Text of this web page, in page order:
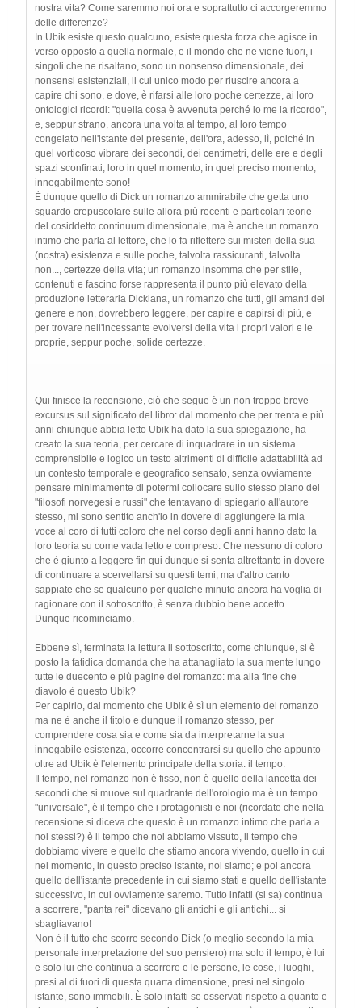
nostra vita? Come saremmo noi ora e soprattutto ci accorgeremmo
delle differenze?
In Ubik esiste questo qualcuno, esiste questa forza che agisce in
verso opposto a quella normale, e il mondo che ne viene fuori, i
singoli che ne risaltano, sono un nonsenso dimensionale, dei
nonsensi esistenziali, il cui unico modo per riuscire ancora a
capire chi sono, e dove, è rifarsi alle loro poche certezze, ai loro
ontologici ricordi: "quella cosa è avvenuta perché io me la ricordo",
e, seppur strano, ancora una volta al tempo, al loro tempo
congelato nell'istante del presente, dell'ora, adesso, lì, poiché in
quel vorticoso vibrare dei secondi, dei centimetri, delle ere e degli
spazi sconfinati, loro in quel momento, in quel preciso momento,
innegabilmente sono!
È dunque quello di Dick un romanzo ammirabile che getta uno
sguardo crepuscolare sulle allora più recenti e particolari teorie
del cosiddetto continuum dimensionale, ma è anche un romanzo
intimo che parla al lettore, che lo fa riflettere sui misteri della sua
(nostra) esistenza e sulle poche, talvolta rassicuranti, talvolta
non..., certezze della vita; un romanzo insomma che per stile,
contenuti e fascino forse rappresenta il punto più elevato della
produzione letteraria Dickiana, un romanzo che tutti, gli amanti del
genere e non, dovrebbero leggere, per capire e capirsi di più, e
per trovare nell'incessante evolversi della vita i propri valori e le
proprie, seppur poche, solide certezze.
Qui finisce la recensione, ciò che segue è un non troppo breve
excursus sul significato del libro: dal momento che per trenta e più
anni chiunque abbia letto Ubik ha dato la sua spiegazione, ha
creato la sua teoria, per cercare di inquadrare in un sistema
comprensibile e logico un testo altrimenti di difficile adattabilità ad
un contesto temporale e geografico sensato, senza ovviamente
pensare minimamente di potermi collocare sullo stesso piano dei
"filosofi norvegesi e russi" che tentavano di spiegarlo all'autore
stesso, mi sono sentito anch'io in dovere di aggiungere la mia
voce al coro di tutti coloro che nel corso degli anni hanno dato la
loro teoria su come vada letto e compreso. Che nessuno di coloro
che è giunto a leggere fin qui dunque si senta altrettanto in dovere
di continuare a scervellarsi su questi temi, ma d'altro canto
sappiate che se qualcuno per qualche minuto ancora ha voglia di
ragionare con il sottoscritto, è senza dubbio bene accetto.
Dunque ricominciamo.
Ebbene sì, terminata la lettura il sottoscritto, come chiunque, si è
posto la fatidica domanda che ha attanagliato la sua mente lungo
tutte le duecento e più pagine del romanzo: ma alla fine che
diavolo è questo Ubik?
Per capirlo, dal momento che Ubik è sì un elemento del romanzo
ma ne è anche il titolo e dunque il romanzo stesso, per
comprendere cosa sia e come sia da interpretarne la sua
innegabile esistenza, occorre concentrarsi su quello che appunto
oltre ad Ubik è l'elemento principale della storia: il tempo.
Il tempo, nel romanzo non è fisso, non è quello della lancetta dei
secondi che si muove sul quadrante dell'orologio ma è un tempo
"universale", è il tempo che i protagonisti e noi (ricordate che nella
recensione si diceva che questo è un romanzo intimo che parla a
noi stessi?) è il tempo che noi abbiamo vissuto, il tempo che
dobbiamo vivere e quello che stiamo ancora vivendo, quello in cui
nel momento, in questo preciso istante, noi siamo; e poi ancora
quello dell'istante precedente in cui siamo stati e quello dell'istante
successivo, in cui ovviamente saremo. Tutto infatti (si sa) continua
a scorrere, "panta rei" dicevano gli antichi e gli antichi... si
sbagliavano!
Non è il tutto che scorre secondo Dick (o meglio secondo la mia
personale interpretazione del suo pensiero) ma solo il tempo, è lui
e solo lui che continua a scorrere e le persone, le cose, i luoghi,
presi al di fuori di questa quarta dimensione, presi nel singolo
istante, sono immobili. È solo infatti se osservati rispetto a quanto e